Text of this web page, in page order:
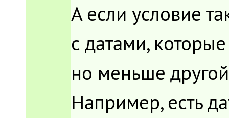
А если условие
с датами,
но меньше
Например, есть